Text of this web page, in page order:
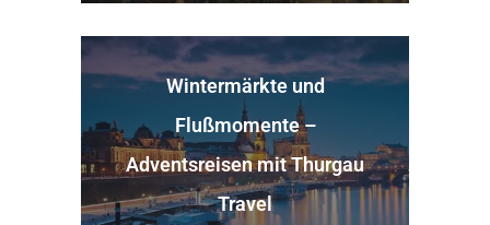
Wintermärkte und
Flußmomente –
Adventsreisen mit Thurgau
Travel